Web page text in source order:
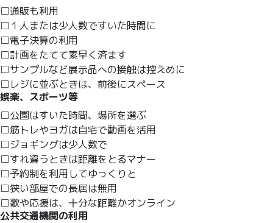
□通販も利用
□１人または少人数ですいた時間に
□電子決算の利用
□計画をたてて素早く済ます
□サンプルなど展示品への接触は控えめに
□レジに並ぶときは、前後にスペース
娯楽、スポーツ等
□公園はすいた時間、場所を選ぶ
□筋トレやヨガは自宅で動画を活用
□ジョギングは少人数で
□すれ違うときは距離をとるマナー
□予約制を利用してゆっくりと
□狭い部屋での長居は無用
□歌や応援は、十分な距離かオンライン
公共交通機関の利用